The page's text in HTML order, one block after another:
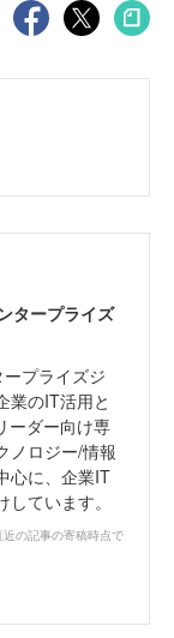
タープライズ
ープライズジ
業のIT活用と
ーダー向け専
ノロジー/情報
心に、企業IT
ています。
の記事の寄稿時点で